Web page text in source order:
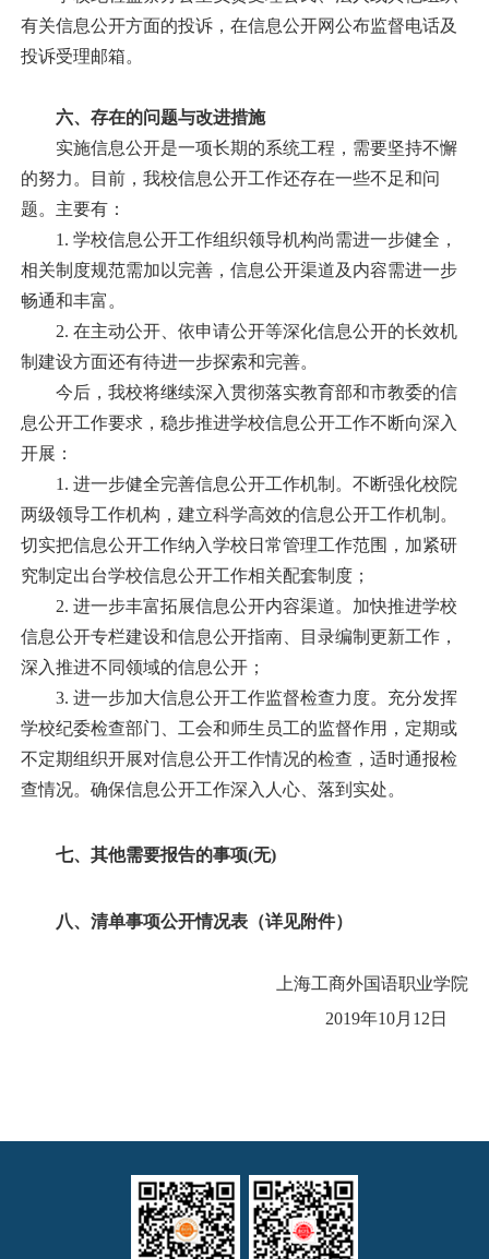
有关信息公开方面的投诉，在信息公开网公布监督电话及
投诉受理邮箱。
六、存在的问题与改进措施
实施信息公开是一项长期的系统工程，需要坚持不懈
的努力。目前，我校信息公开工作还存在一些不足和问
题。主要有：
1. 学校信息公开工作组织领导机构尚需进一步健全，
相关制度规范需加以完善，信息公开渠道及内容需进一步
畅通和丰富。
2. 在主动公开、依申请公开等深化信息公开的长效机
制建设方面还有待进一步探索和完善。
今后，我校将继续深入贯彻落实教育部和市教委的信
息公开工作要求，稳步推进学校信息公开工作不断向深入
开展：
1. 进一步健全完善信息公开工作机制。不断强化校院
两级领导工作机构，建立科学高效的信息公开工作机制。
切实把信息公开工作纳入学校日常管理工作范围，加紧研
究制定出台学校信息公开工作相关配套制度；
2. 进一步丰富拓展信息公开内容渠道。加快推进学校
信息公开专栏建设和信息公开指南、目录编制更新工作，
深入推进不同领域的信息公开；
3. 进一步加大信息公开工作监督检查力度。充分发挥
学校纪委检查部门、工会和师生员工的监督作用，定期或
不定期组织开展对信息公开工作情况的检查，适时通报检
查情况。确保信息公开工作深入人心、落到实处。
七、其他需要报告的事项(无)
八、清单事项公开情况表（详见附件）
上海工商外国语职业学院
2019年10月 12 日